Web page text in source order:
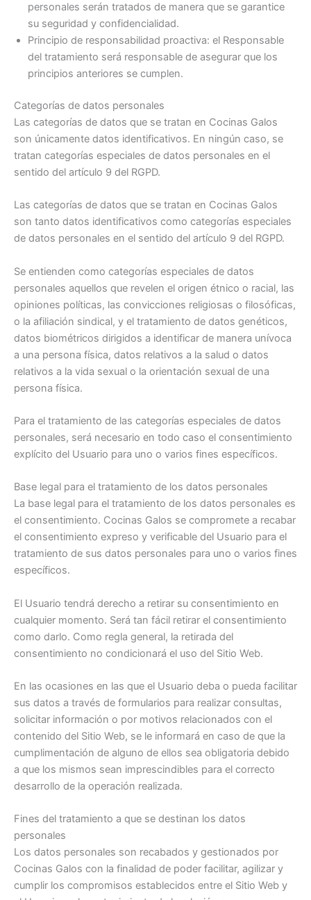
personales serán tratados de manera que se garantice
su seguridad y confidencialidad.
Principio de responsabilidad proactiva: el Responsable
del tratamiento será responsable de asegurar que los
principios anteriores se cumplen.
Categorías de datos personales
Las categorías de datos que se tratan en Cocinas Galos
son únicamente datos identificativos. En ningún caso, se
tratan categorías especiales de datos personales en el
sentido del artículo 9 del RGPD.
Las categorías de datos que se tratan en Cocinas Galos
son tanto datos identificativos como categorías especiales
de datos personales en el sentido del artículo 9 del RGPD.
Se entienden como categorías especiales de datos
personales aquellos que revelen el origen étnico o racial, las
opiniones políticas, las convicciones religiosas o filosóficas,
o la afiliación sindical, y el tratamiento de datos genéticos,
datos biométricos dirigidos a identificar de manera unívoca
a una persona física, datos relativos a la salud o datos
relativos a la vida sexual o la orientación sexual de una
persona física.
Para el tratamiento de las categorías especiales de datos
personales, será necesario en todo caso el consentimiento
explícito del Usuario para uno o varios fines específicos.
Base legal para el tratamiento de los datos personales
La base legal para el tratamiento de los datos personales es
el consentimiento. Cocinas Galos se compromete a recabar
el consentimiento expreso y verificable del Usuario para el
tratamiento de sus datos personales para uno o varios fines
específicos.
El Usuario tendrá derecho a retirar su consentimiento en
cualquier momento. Será tan fácil retirar el consentimiento
como darlo. Como regla general, la retirada del
consentimiento no condicionará el uso del Sitio Web.
En las ocasiones en las que el Usuario deba o pueda facilitar
sus datos a través de formularios para realizar consultas,
solicitar información o por motivos relacionados con el
contenido del Sitio Web, se le informará en caso de que la
cumplimentación de alguno de ellos sea obligatoria debido
a que los mismos sean imprescindibles para el correcto
desarrollo de la operación realizada.
Fines del tratamiento a que se destinan los datos
personales
Los datos personales son recabados y gestionados por
Cocinas Galos con la finalidad de poder facilitar, agilizar y
cumplir los compromisos establecidos entre el Sitio Web y